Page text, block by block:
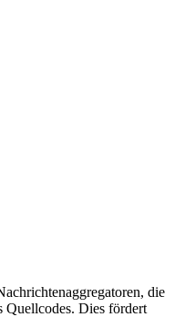
die
Quellcodes. Dies fördert